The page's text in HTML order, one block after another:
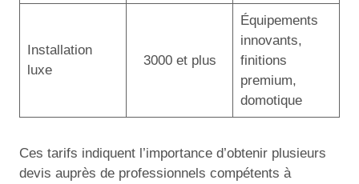
Installation
luxe
3000 et plus
Équipements
innovants,
finitions
premium,
domotique
Ces tarifs indiquent l’importance d’obtenir plusieurs
devis auprès de professionnels compétents à